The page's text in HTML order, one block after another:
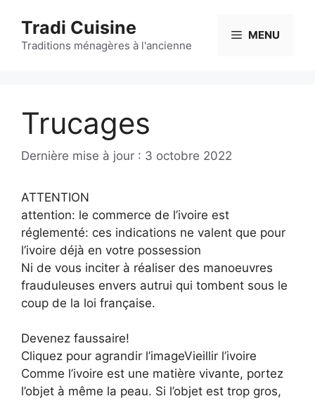
contenu
Tradi Cuisine
Traditions ménagères à l'ancienne
MENU
Trucages
3 octobre 2022
ATTENTION
attention: le commerce de l’ivoire est
réglementé: ces indications ne valent que pour
l’ivoire déjà en votre possession
Ni de vous inciter à réaliser des manoeuvres
frauduleuses envers autrui qui tombent sous le
coup de la loi française.
Devenez faussaire!
Cliquez pour agrandir l’imageVieillir l’ivoire
Comme l’ivoire est une matière vivante, portez
l’objet à même la peau. Si l’objet est trop gros,